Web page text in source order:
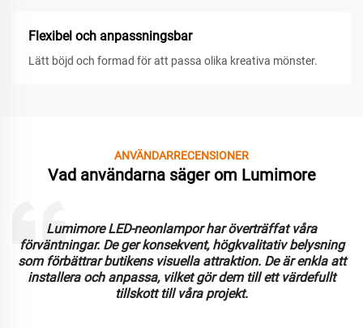
Flexibel och anpassningsbar
Lätt böjd och formad för att passa olika kreativa mönster.
ANVÄNDARRECENSIONER
Vad användarna säger om Lumimore
Lumimore LED-neonlampor har överträffat våra
förväntningar. De ger konsekvent, högkvalitativ belysning
som förbättrar butikens visuella attraktion. De är enkla att
installera och anpassa, vilket gör dem till ett värdefullt
tillskott till våra projekt.